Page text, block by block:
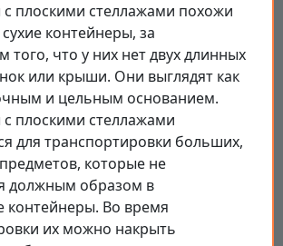
плоскими стеллажами похожи
контейнеры, за
того, что у них нет двух длинных
или крыши. Они выглядят как
и цельным основанием.
плоскими стеллажами
для транспортировки больших,
которые не
должным образом в
контейнеры. Во время
их можно накрыть